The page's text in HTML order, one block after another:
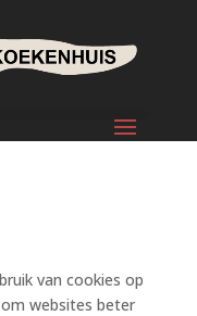
van cookies op
websites beter